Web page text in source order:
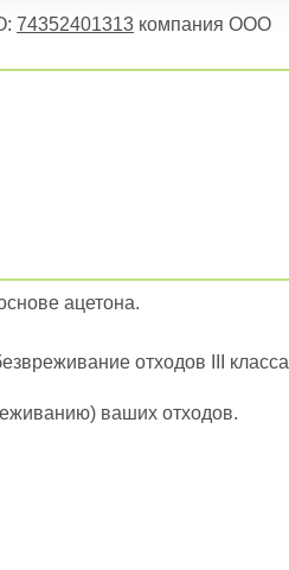
74352401313 компания ООО
ацетона.
отходов III класса
ваших отходов.